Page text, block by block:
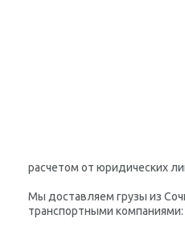
расчетом от юридических
Мы доставляем грузы из
транспортными компаниями: